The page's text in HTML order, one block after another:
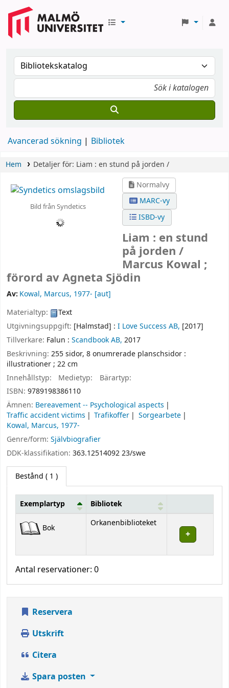
Avancerad sökning Bibliotek
Hem Detaljer för: Liam : en stund på jorden /
Bild från Syndetics
Normalvy
MARC-vy
ISBD-vy
Liam : en stund
på jorden /
Marcus Kowal ;
förord av Agneta Sjödin
Av: Kowal, Marcus, 1977- [aut]
Materialtyp:
Text
Utgivningsuppgift: [Halmstad] : I Love Success AB, [2017]
Tillverkare: Falun : Scandbook AB, 2017
Beskrivning: 255 sidor, 8 onumrerade planschsidor :
illustrationer ; 22 cm
Innehållstyp:
Medietyp:
Bärartyp:
ISBN: 9789198386110
Ämnen: Bereavement -- Psychological aspects
Traffic accident victims
Trafikoffer
Sorgearbete
Kowal, Marcus, 1977-
Genre/form: Självbiografier
DDK-klassifikation: 363.12514092 23/swe
Bestånd ( 1 )
Exemplartyp Bibliotek
Bok Orkanenbiblioteket
Antal reservationer: 0
Reservera
Utskrift
Citera
Spara posten